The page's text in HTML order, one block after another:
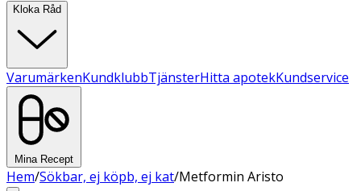
Kloka Råd
VarumärkenKundklubbTjänsterHitta apotekKundservice
Mina Recept
Hem/Sökbar, ej köpb, ej kat/Metformin Aristo